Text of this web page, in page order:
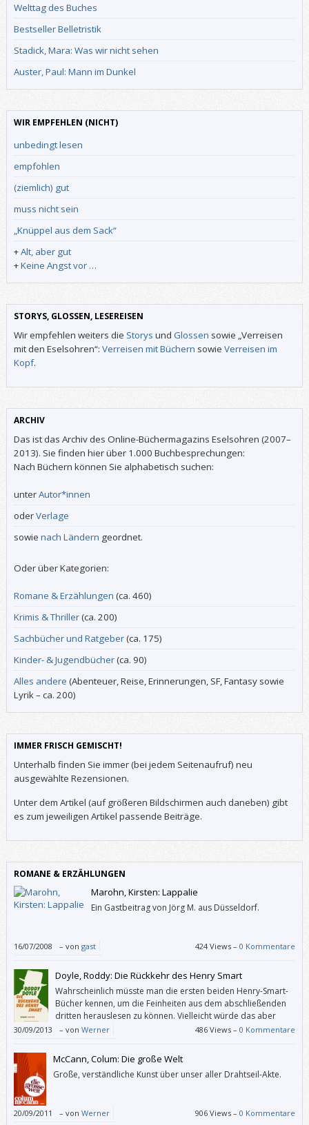
Welttag des Buches
Bestseller Belletristik
Stadick, Mara: Was wir nicht sehen
Auster, Paul: Mann im Dunkel
WIR EMPFEHLEN (NICHT)
unbedingt lesen
empfohlen
(ziemlich) gut
muss nicht sein
„Knüppel aus dem Sack“
+Alt, aber gut
+Keine Angst vor …
STORYS, GLOSSEN, LESEREISEN
Wir empfehlen weiters die Storys und Glossen sowie „Verreisen
mit den Eselsohren“: Verreisen mit Büchern sowie Verreisen im
Kopf.
ARCHIV
Das ist das Archiv des Online-Büchermagazins Eselsohren (2007–
2013). Sie finden hier über 1.000 Buchbesprechungen:
Nach Büchern können Sie alphabetisch suchen:
unterAutor*innen
oderVerlage
sowie nach Ländern geordnet.
Oder über Kategorien:
Romane & Erzählungen (ca. 460)
Krimis & Thriller(ca. 200)
Sachbücher und Ratgeber(ca. 175)
Kinder- & Jugendbücher(ca. 90)
Alles andere (Abenteuer, Reise, Erinnerungen, SF, Fantasy sowie
Lyrik – ca. 200)
IMMER FRISCH GEMISCHT!
Unterhalb finden Sie immer (bei jedem Seitenaufruf) neu
ausgewählte Rezensionen.
Unter dem Artikel (auf größeren Bildschirmen auch daneben) gibt
es zum jeweiligen Artikel passende Beiträge.
ROMANE & ERZÄHLUNGEN
Marohn, Kirsten: Lappalie
Ein Gastbeitrag von Jörg M. aus Düsseldorf.
16/07/2008 – von gast 424 Views –0 Kommentare
Doyle, Roddy: Die Rückkehr des Henry Smart
Wahrscheinlich müsste man die ersten beiden Henry-Smart-
Bücher kennen, um die Feinheiten aus dem abschließenden
dritten herauslesen zu können. Vielleicht würde das aber
auch nichts nützen.
30/09/2013 – von Werner 486 Views –0 Kommentare
McCann, Colum: Die große Welt
Große, verständliche Kunst über unser aller Drahtseil-Akte.
20/09/2011 – von Werner 906 Views –0 Kommentare